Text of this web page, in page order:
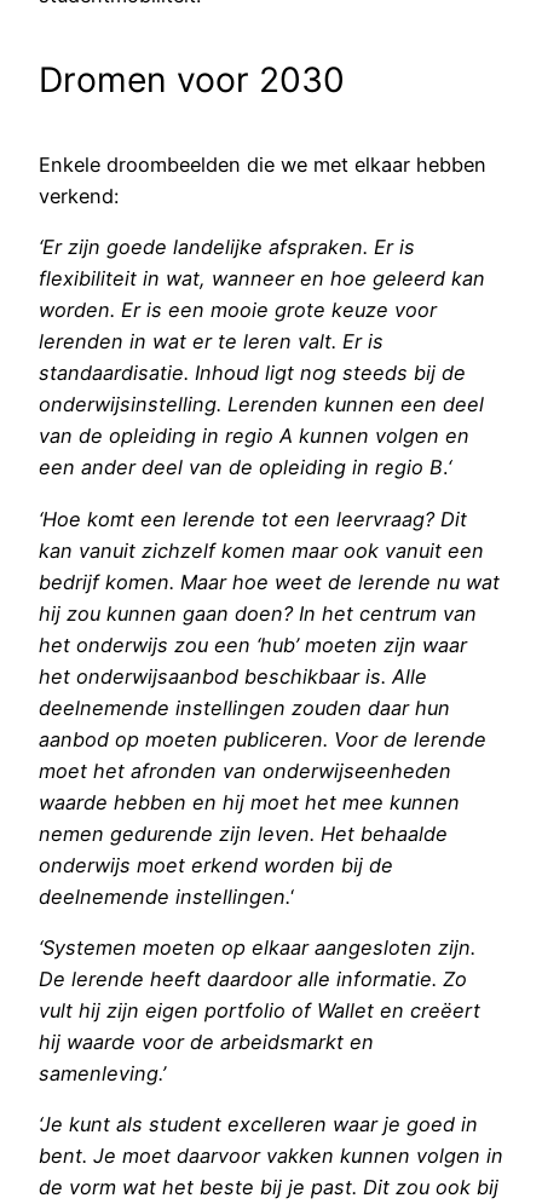
Dromen voor 2030
Enkele droombeelden die we met elkaar hebben
verkend:
‘Er zijn goede landelijke afspraken. Er is
flexibiliteit in wat, wanneer en hoe geleerd kan
worden. Er is een mooie grote keuze voor
lerenden in wat er te leren valt. Er is
standaardisatie. Inhoud ligt nog steeds bij de
onderwijsinstelling. Lerenden kunnen een deel
van de opleiding in regio A kunnen volgen en
een ander deel van de opleiding in regio B.‘
‘Hoe komt een lerende tot een leervraag? Dit
kan vanuit zichzelf komen maar ook vanuit een
bedrijf komen. Maar hoe weet de lerende nu wat
hij zou kunnen gaan doen? In het centrum van
het onderwijs zou een ‘hub’ moeten zijn waar
het onderwijsaanbod beschikbaar is. Alle
deelnemende instellingen zouden daar hun
aanbod op moeten publiceren. Voor de lerende
moet het afronden van onderwijseenheden
waarde hebben en hij moet het mee kunnen
nemen gedurende zijn leven. Het behaalde
onderwijs moet erkend worden bij de
deelnemende instellingen.‘
‘Systemen moeten op elkaar aangesloten zijn.
De lerende heeft daardoor alle informatie. Zo
vult hij zijn eigen portfolio of Wallet en creëert
hij waarde voor de arbeidsmarkt en
samenleving.’
‘Je kunt als student excelleren waar je goed in
bent. Je moet daarvoor vakken kunnen volgen in
de vorm wat het beste bij je past. Dit zou ook bij